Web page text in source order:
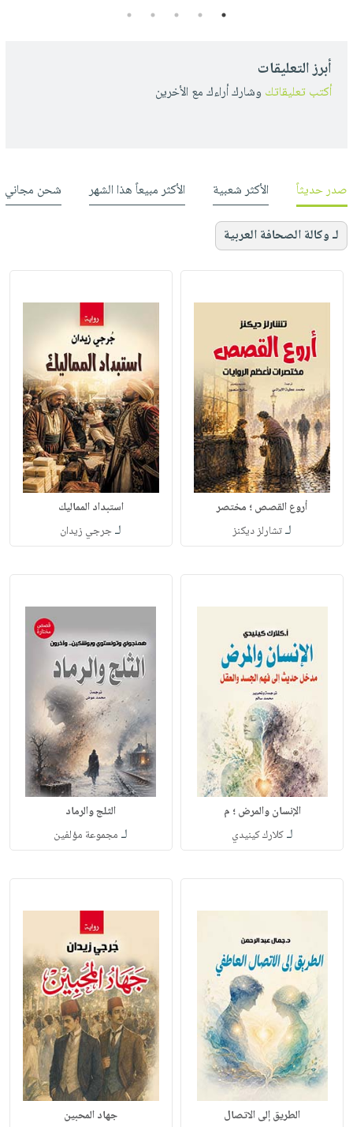
1
2
3
4
5
أبرز التعليقات
أكتب تعليقاتك وشارك أراءك مع الأخرين
صدر حديثاً الأكثر شعبية الأكثر مبيعاً هذا الشهر شحن مجاني
لـ وكالة الصحافة العربية
أروع القصص ؛ مختصر
لـتشارلز ديكنز
استبداد المماليك
لـجرجي زيدان
الإنسان والمرض ؛ م
لـكلارك كينيدي
الثلج والرماد
لـ مجموعة مؤلفين
الطريق إلى الاتصال جهاد المحبين